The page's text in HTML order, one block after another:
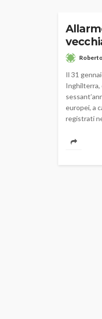
Il 31
Inghilterra,
europei, a
registrati